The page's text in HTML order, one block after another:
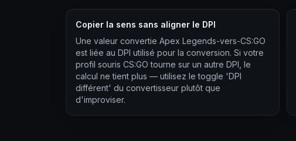
Copier la sens sans aligner le DPI
Une valeur convertie Apex Legends-vers-CS:GO
est liée au DPI utilisé pour la conversion. Si votre
profil souris CS:GO tourne sur un autre DPI, le
calcul ne tient plus — utilisez le toggle 'DPI
différent' du convertisseur plutôt que
d'improviser.